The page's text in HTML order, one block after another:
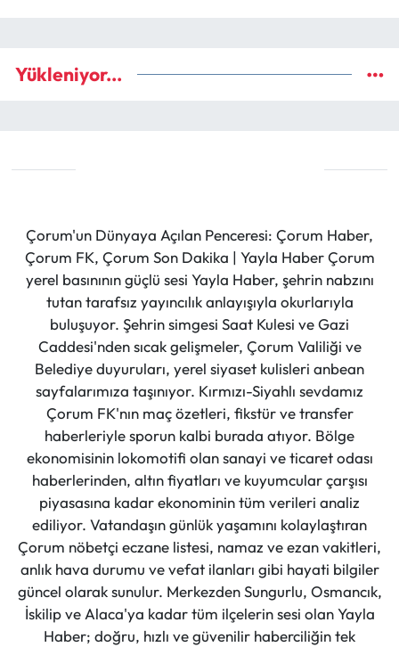
Yükleniyor...
Çorum'un Dünyaya Açılan Penceresi: Çorum Haber,
Çorum FK, Çorum Son Dakika | Yayla Haber Çorum
yerel basınının güçlü sesi Yayla Haber, şehrin nabzını
tutan tarafsız yayıncılık anlayışıyla okurlarıyla
buluşuyor. Şehrin simgesi Saat Kulesi ve Gazi
Caddesi'nden sıcak gelişmeler, Çorum Valiliği ve
Belediye duyuruları, yerel siyaset kulisleri anbean
sayfalarımıza taşınıyor. Kırmızı-Siyahlı sevdamız
Çorum FK'nın maç özetleri, fikstür ve transfer
haberleriyle sporun kalbi burada atıyor. Bölge
ekonomisinin lokomotifi olan sanayi ve ticaret odası
haberlerinden, altın fiyatları ve kuyumcular çarşısı
piyasasına kadar ekonominin tüm verileri analiz
ediliyor. Vatandaşın günlük yaşamını kolaylaştıran
Çorum nöbetçi eczane listesi, namaz ve ezan vakitleri,
anlık hava durumu ve vefat ilanları gibi hayati bilgiler
güncel olarak sunulur. Merkezden Sungurlu, Osmancık,
İskilip ve Alaca'ya kadar tüm ilçelerin sesi olan Yayla
Haber; doğru, hızlı ve güvenilir haberciliğin tek